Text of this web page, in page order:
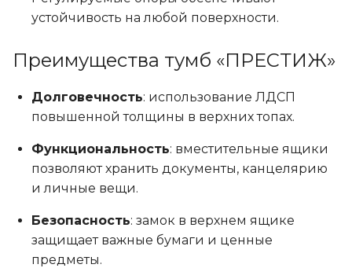
устойчивость на любой поверхности.
Преимущества тумб «ПРЕСТИЖ»
Долговечность: использование ЛДСП
повышенной толщины в верхних топах.
Функциональность: вместительные ящики
позволяют хранить документы, канцелярию
и личные вещи.
Безопасность: замок в верхнем ящике
защищает важные бумаги и ценные
предметы.